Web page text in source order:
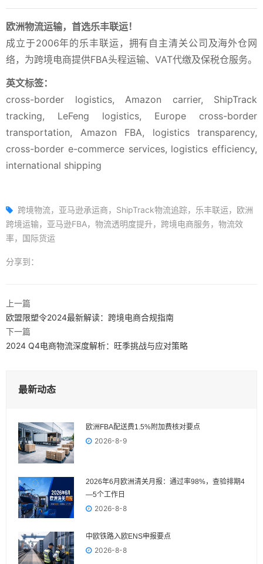
欧洲物流运输，首选乐丰联运！
成立于2006年的乐丰联运，拥有自主清关公司及海外仓网
络，为跨境电商提供FBA头程运输、VAT代缴及保税仓服务。
英文标签：
cross-border logistics, Amazon carrier, ShipTrack
tracking, LeFeng logistics, Europe cross-border
transportation, Amazon FBA, logistics transparency,
cross-border e-commerce services, logistics efficiency,
international shipping
跨境物流，亚马逊承运商，ShipTrack物流追踪，乐丰联运，欧洲
跨境运输，亚马逊FBA，物流透明度提升，跨境电商服务，物流效
率，国际货运
分享到：
上一篇
欧盟限塑令2024最新解读：跨境电商合规指南
下一篇
2024 Q4电商物流深度解析：旺季挑战与应对策略
最新动态
欧洲FBA配送费1.5%附加费核对要点
2026-8-9
2026年6月欧洲清关月报：通过率98%，查验排期4
—5个工作日
2026-8-8
中欧铁路入欧ENS申报要点
2026-8-8